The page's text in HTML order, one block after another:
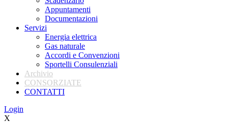
Appuntamenti
Documentazioni
Servizi
Energia elettrica
Gas naturale
Accordi e Convenzioni
Sportelli Consulenziali
Archivio
CONSORZIATE
CONTATTI
Login
X